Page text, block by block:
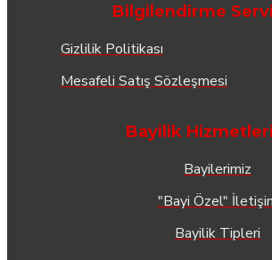
Bilgilendirme
Gizlilik Politikası
Mesafeli Satış Sözleşmesi
Bayilik Hizmetleri
Bayilerimiz
"Bayi Özel"
Bayilik Tipleri